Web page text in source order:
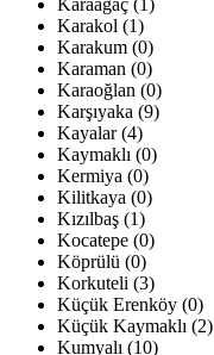
Karaağaç (1)
Karakol (1)
Karakum (0)
Karaman (0)
Karaoğlan (0)
Karşıyaka (9)
Kayalar (4)
Kaymaklı (0)
Kermiya (0)
Kilitkaya (0)
Kızılbaş (1)
Kocatepe (0)
Köprülü (0)
Korkuteli (3)
Küçük Erenköy (0)
Küçük Kaymaklı (2)
Kumyalı (10)